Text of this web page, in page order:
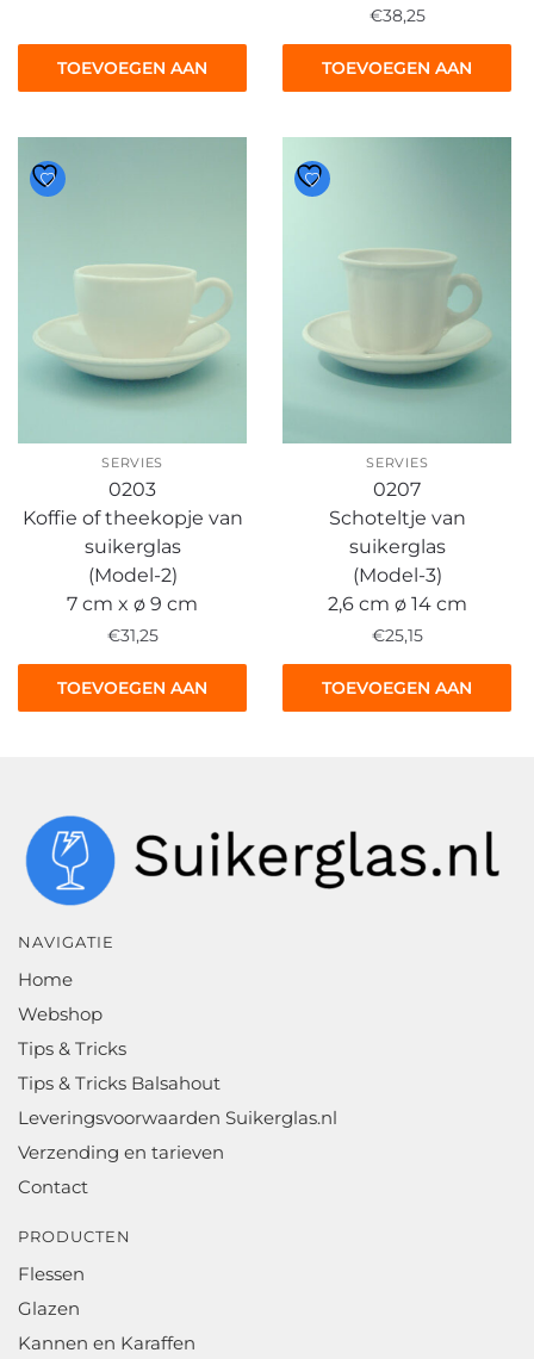
TOEVOEGEN AAN
€38,25
TOEVOEGEN AAN
SERVIES
0203
Koffie of theekopje van
suikerglas
(Model-2)
7 cm x ø 9 cm
€31,25
TOEVOEGEN AAN
SERVIES
0207
Schoteltje van
suikerglas
(Model-3)
2,6 cm ø 14 cm
€25,15
TOEVOEGEN AAN
NAVIGATIE
Home
Webshop
Tips & Tricks
Tips & Tricks Balsahout
Leveringsvoorwaarden Suikerglas.nl
Verzending en tarieven
Contact
PRODUCTEN
Flessen
Glazen
Kannen en Karaffen